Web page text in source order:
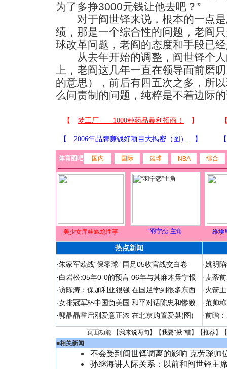
为了多挣3000元钱让他去吧？”
对于阎世铎来说，根本的一点是
绩，那是一个综合性的问题，老阎
球改革问题，老阎的态度和手段已
从去年开始的调整，阎世铎个人
上，老阎这几年一直在领导面前磨
的意思），前后有四五次之多，所
么问责制的问题，纯粹是不着边际
体育图吧 国内 国际 篮球 NBA 综合
美少女库娃尴尬性事 “羽宁恋”主角 维埃
热点新闻
·朱家军欧战“保零球” 国足05收官战交白卷
·白岩松:05年0-0的预言 06年与其麻木毋宁恨
·访陈涛：保加利亚很强 在国足学到很多东西
·女排冠军杯中国负美国 和平对话陈忠和惨败
·郭晶晶霍启刚爱意正浓 在北京购置爱巢(图)
·姚明
·麦蒂
·火箭
·范帅
·前瞻
页面功能 【我来说两句 】【我要“揪”错】【推荐】
■相关新闻
不会受到阎世铎调离的影响 克劳琛帅
孙继海讲人际关系：以前和阎世铎主